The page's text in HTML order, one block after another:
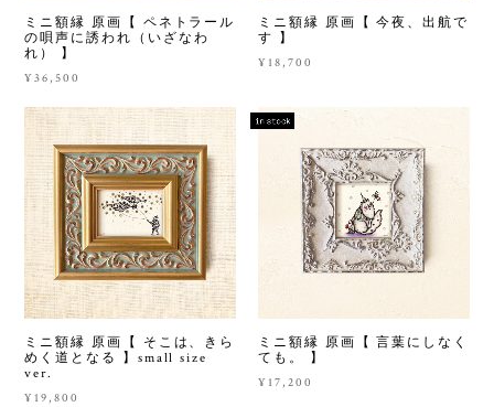
ミニ額縁 原画【 ペネトラール
の唄声に誘われ（いざなわ
れ） 】
¥36,500
ミニ額縁 原画【 今夜、出航で
す 】
¥18,700
ミニ額縁 原画【 そこは、きら
めく道となる 】small size
ver.
¥19,800
ミニ額縁 原画【 言葉にしなく
ても。 】
¥17,200